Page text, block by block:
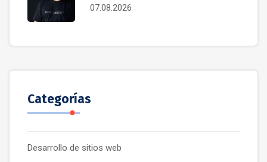
07.08.2026
Categorías
Desarrollo de sitios web